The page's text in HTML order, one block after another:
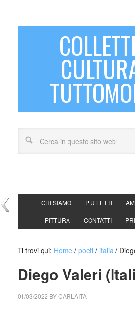
CHI SIAMO PIÙ LETTI
PITTURA CONTATTI
Ti trovi qui: Home / poeti / italia /
Diego Valeri
01/03/2022 BYCARLAITA